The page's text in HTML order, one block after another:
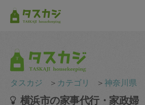
タスカジ ＞ カテゴリ ＞神奈川県
横浜市の家事代行・家政婦